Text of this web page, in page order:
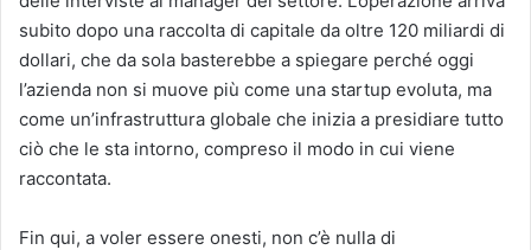
subito dopo una raccolta di capitale da oltre 120 miliardi di
dollari, che da sola basterebbe a spiegare perché oggi
l’azienda non si muove più come una startup evoluta, ma
come un’infrastruttura globale che inizia a presidiare tutto
ciò che le sta intorno, compreso il modo in cui viene
raccontata.
Fin qui, a voler essere onesti, non c’è nulla di